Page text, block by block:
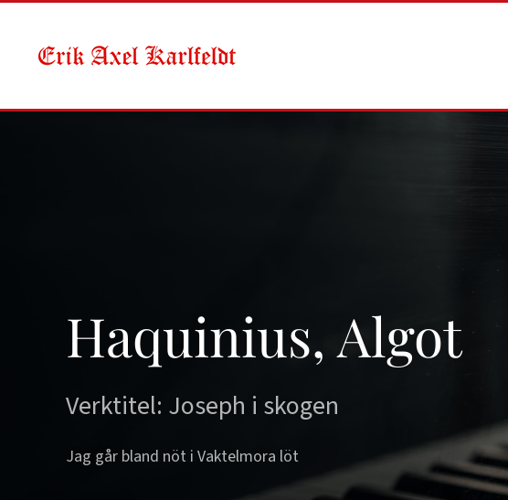
Skip to main content
Haquinius, Algot
Verktitel: Joseph i skogen
Jag går bland nöt i Vaktelmora löt